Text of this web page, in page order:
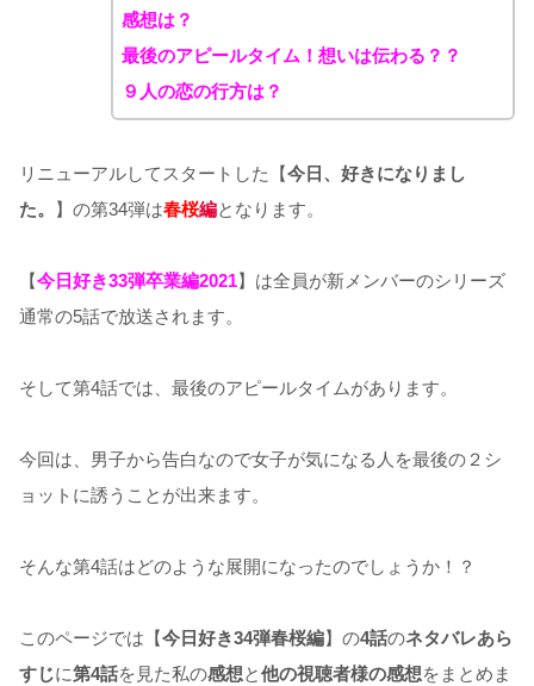
感想は？
最後のアピールタイム！想いは伝わる？？
９人の恋の行方は？
リニューアルしてスタートした【今日、好きになりまし
た。
】の第34弾は春桜編となります。
【今日好き33弾卒業編2021】は全員が新メンバーのシリーズ
通常の5話で放送されます。
そして第4話では、最後のアピールタイムがあります。
今回は、男子から告白なので女子が気になる人を最後の２シ
ョットに誘うことが出来ます。
そんな第4話はどのような展開になったのでしょうか！？
このページでは【今日好き34弾春桜編】の4話のネタバレあら
すじに第4話を見た私の感想と他の視聴者様の感想をまとめま